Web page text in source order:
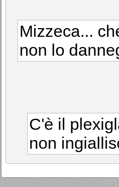
Mizzeca...
non lo
C'è il
non